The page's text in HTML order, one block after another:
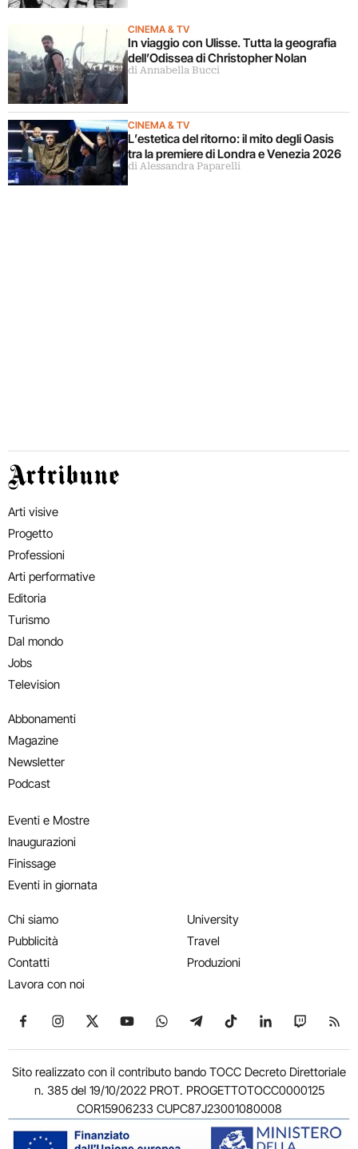
CINEMA & TV
In viaggio con Ulisse. Tutta la geografia
dell’Odissea di Christopher Nolan
di Annabella Bucci
CINEMA & TV
L’estetica del ritorno: il mito degli Oasis
tra la premiere di Londra e Venezia 2026
di Alessandra Paparelli
Artribune
Arti visive
Progetto
Professioni
Arti performative
Editoria
Turismo
Dal mondo
Jobs
Television
Abbonamenti
Magazine
Newsletter
Podcast
Eventi e Mostre
Inaugurazioni
Finissage
Eventi in giornata
Chi siamo
Pubblicità
Contatti
Lavora con noi
University
Travel
Produzioni
Seguici su Facebook
Seguici su Instagram
Seguici su X
Seguici su YouTube
Seguici su WhatsApp
Seguici su Telegram
Seguici su TikTok
Seguici su
Seguici
Sito realizzato con il contributo bando TOCC Decreto Direttoriale
n. 385 del 19/10/2022 PROT. PROGETTOTOCC0000125
COR15906233 CUPC87J23001080008